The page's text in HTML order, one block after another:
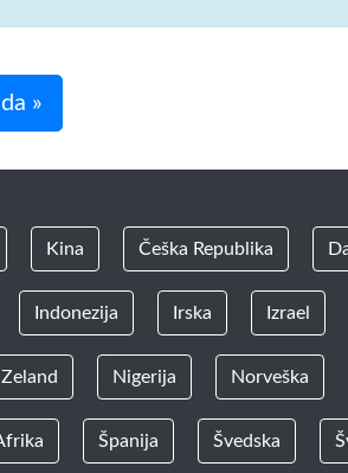
»
Kina Češka Republika
Indonezija Irska Izrael
Nigerija Norveška
Španija Švedska